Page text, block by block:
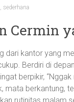
, sederhana
Cermin
dari kantor yang
Berdiri di
berpikir,
mata berkantung,